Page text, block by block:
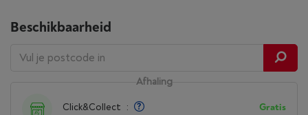
Beschikbaarheid
Afhaling
Click&Collect : Gratis